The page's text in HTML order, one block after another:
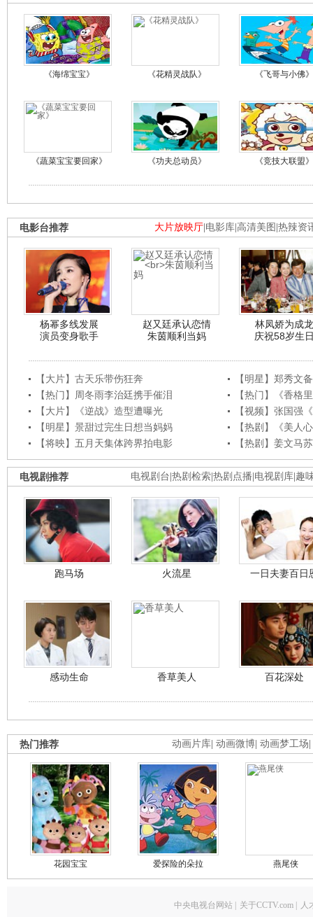
《海绵宝宝》 《花精灵战队》 《飞哥与小佛》
《蔬菜宝宝要回家》 《功夫总动员》 《竞技大联盟》
大片放映厅 电影库 高清美图 热辣资
电影台推荐
杨幂多线发展
演员变身歌手
赵又廷承认恋情
朱茵顺利当妈
林凤娇为成龙
庆祝58岁生
【大片】古天乐带伤狂奔
【明星】郑秀文
【热门】周冬雨李治廷携手催泪
【热门】《香格
【大片】《逆战》造型遭曝光
【视频】张国强
【明星】景甜过完生日想当妈妈
【热剧】《美人
【将映】五月天集体跨界拍电影
【热剧】姜文马
电视剧台 热剧检索 热剧点播 电视剧库 趣
电视剧推荐
跑马场 火流星 一日夫妻百日
感动生命 香草美人 百花深处
动画片库 动画微博 动画梦工场
热门推荐
花园宝宝 爱探险的朵拉 燕尾侠
中央电视台网站 关于CCTV.com 人